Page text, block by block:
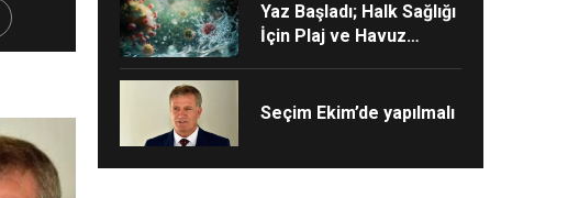
Yaz Başladı; Halk Sağlığı
İçin Plaj ve Havuz
Seçim Ekim’de yapılmalı